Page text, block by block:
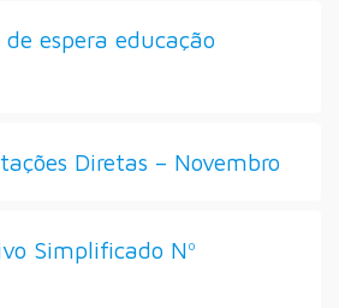
espera educação
Diretas – Novembro
Simplificado Nº